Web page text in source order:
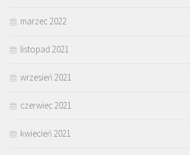
marzec 2022
listopad 2021
wrzesień 2021
czerwiec 2021
kwiecień 2021